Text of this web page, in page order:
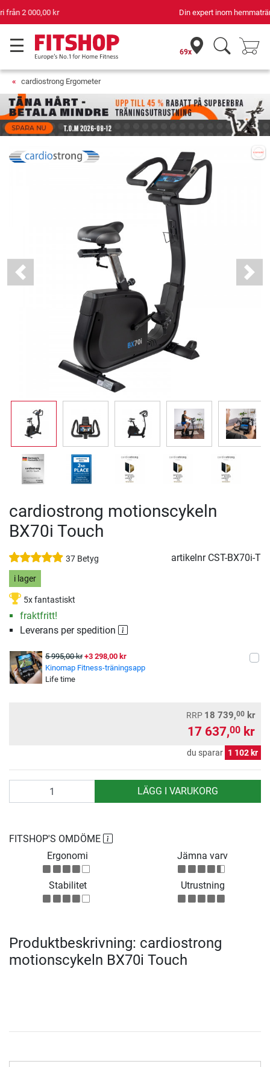
Din expert inom hemmaträning i 42 år
69x
cardiostrong Ergometer
Previous Next
cardiostrong motionscykeln
BX70i Touch
37 Betyg artikelnr CST-BX70i-T
i lager
5x fantastiskt
fraktfritt!
Leverans per spedition
5 995,00 kr +3 298,00 kr
Kinomap Fitness-träningsapp
Life time
RRP 18 739,00 kr
17 637,00 kr
du sparar 1 102 kr
LÄGG I VARUKORG
FITSHOP'S OMDÖME
Ergonomi
Jämna varv
Stabilitet Utrustning
Produktbeskrivning: cardiostrong
motionscykeln BX70i Touch